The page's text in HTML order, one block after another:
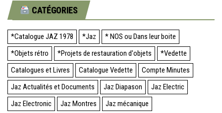
CATÉGORIES
*Catalogue JAZ 1978 *Jaz
* NOS ou Dans leur boite
*Objets rétro
*Projets de restauration d'objets
*Vedette
Catalogues et Livres
Catalogue Vedette
Compte Minutes
Jaz Actualités et Documents
Jaz Diapason
Jaz Electric
Jaz Electronic
Jaz Montres Jaz mécanique